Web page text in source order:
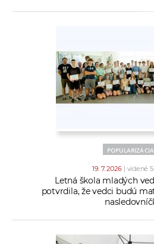
POPULARIZÁCIA
19. 7. 2026 | videné
Letná škola mladých
potvrdila, že vedci budú